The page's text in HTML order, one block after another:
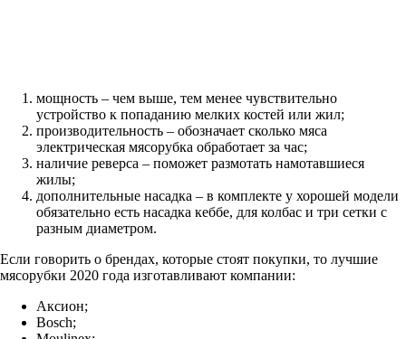
мощность – чем выше, тем менее чувствительно
устройство к попаданию мелких костей или жил;
производительность – обозначает сколько мяса
электрическая мясорубка обработает за час;
наличие реверса – поможет размотать намотавшиеся
жилы;
дополнительные насадка – в комплекте у хорошей модели
обязательно есть насадка кеббе, для колбас и три сетки с
разным диаметром.
Если говорить о брендах, которые стоят покупки, то лучшие
мясорубки 2020 года изготавливают компании:
Аксион;
Bosch;